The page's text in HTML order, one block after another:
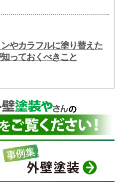
やカラフルに塗り替えた
っておくべきこと